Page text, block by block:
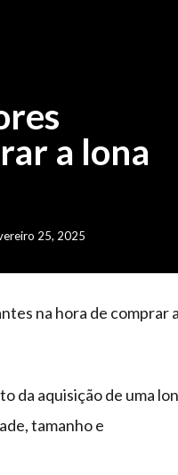
a lona
25, 2025
na hora de comprar
da aquisição de uma
tamanho e